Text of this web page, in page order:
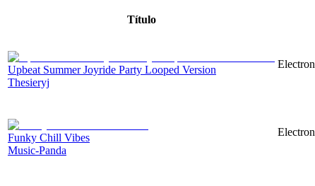
Título
Upbeat Summer Joyride Party Looped Version
Thesieryj
Funky Chill Vibes
Music-Panda